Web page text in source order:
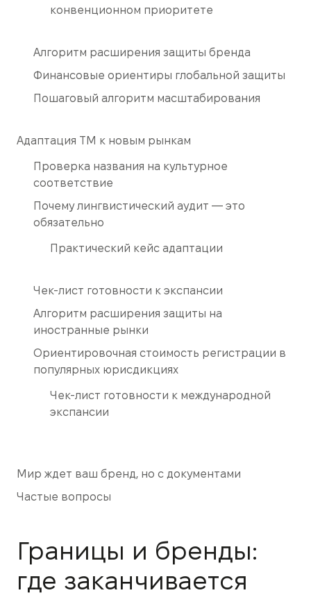
конвенционном приоритете
Алгоритм расширения защиты бренда
Финансовые ориентиры глобальной защиты
Пошаговый алгоритм масштабирования
Адаптация ТМ к новым рынкам
Проверка названия на культурное
соответствие
Почему лингвистический аудит — это
обязательно
Практический кейс адаптации
Чек-лист готовности к экспансии
Алгоритм расширения защиты на
иностранные рынки
Ориентировочная стоимость регистрации в
популярных юрисдикциях
Чек-лист готовности к международной
экспансии
Мир ждет ваш бренд, но с документами
Частые вопросы
Границы и бренды:
где заканчивается